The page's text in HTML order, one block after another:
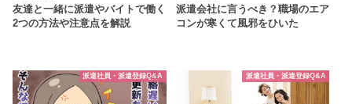
友達と一緒に派遣やバイトで働く
2つの方法や注意点を解説
派遣会社に言うべき？職場のエア
コンが寒くて風邪をひいた
派遣社員・派遣登録Q&A 派遣社員・派遣登録Q&A